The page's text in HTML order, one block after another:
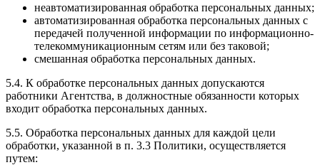
неавтоматизированная обработка персональных данных;
автоматизированная обработка персональных данных с
передачей полученной информации по информационно-
телекоммуникационным сетям или без таковой;
смешанная обработка персональных данных.
5.4. К обработке персональных данных допускаются
работники Агентства, в должностные обязанности которых
входит обработка персональных данных.
5.5. Обработка персональных данных для каждой цели
обработки, указанной в п. 3.3 Политики, осуществляется
путем: